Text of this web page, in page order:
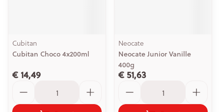
Cubitan
Cubitan Choco 4x200ml
€ 14,49
Neocate
Neocate Junior Vanille
400g
€ 51,63